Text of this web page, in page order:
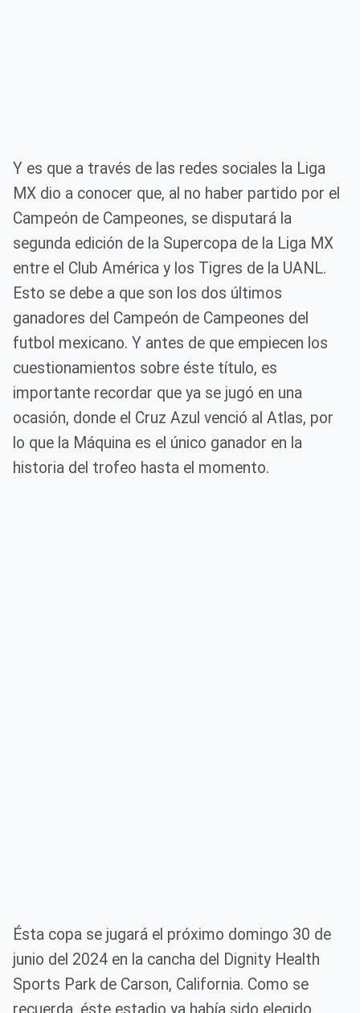
Y es que a través de las redes sociales la Liga
MX dio a conocer que, al no haber partido por el
Campeón de Campeones, se disputará la
segunda edición de la Supercopa de la Liga MX
entre el Club América y los Tigres de la UANL.
Esto se debe a que son los dos últimos
ganadores del Campeón de Campeones del
futbol mexicano. Y antes de que empiecen los
cuestionamientos sobre éste título, es
importante recordar que ya se jugó en una
ocasión, donde el Cruz Azul venció al Atlas, por
lo que la Máquina es el único ganador en la
historia del trofeo hasta el momento.
Ésta copa se jugará el próximo domingo 30 de
junio del 2024 en la cancha del Dignity Health
Sports Park de Carson, California. Como se